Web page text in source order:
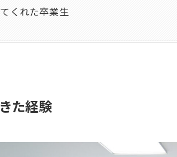
くれた卒業生
た経験